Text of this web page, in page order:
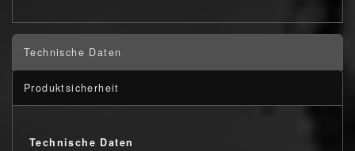
Technische Daten
Produktsicherheit
Technische Daten